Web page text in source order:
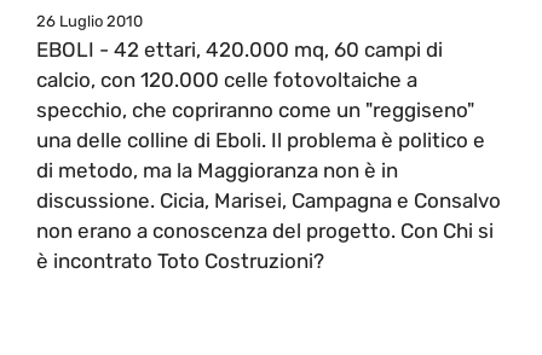
26 Luglio 2010
EBOLI - 42 ettari, 420.000 mq, 60 campi di
calcio, con 120.000 celle fotovoltaiche a
specchio, che copriranno come un "reggiseno"
una delle colline di Eboli. Il problema è politico e
di metodo, ma la Maggioranza non è in
discussione. Cicia, Marisei, Campagna e Consalvo
non erano a conoscenza del progetto. Con Chi si
è incontrato Toto Costruzioni?